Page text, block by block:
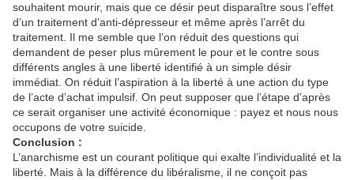
souhaitent mourir, mais que ce désir peut disparaître sous l’effet
d’un traitement d’anti-dépresseur et même après l’arrêt du
traitement. Il me semble que l’on réduit des questions qui
demandent de peser plus mûrement le pour et le contre sous
différents angles à une liberté identifié à un simple désir
immédiat. On réduit l’aspiration à la liberté à une action du type
de l’acte d’achat impulsif. On peut supposer que l’étape d’après
ce serait organiser une activité économique : payez et nous nous
occupons de votre suicide.
Conclusion :
L’anarchisme est un courant politique qui exalte l’individualité et la
liberté. Mais à la différence du libéralisme, il ne conçoit pas